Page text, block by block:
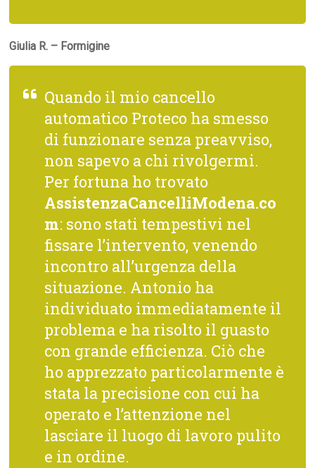
Giulia R. – Formigine
Quando il mio cancello
automatico Proteco ha smesso
di funzionare senza preavviso,
non sapevo a chi rivolgermi.
Per fortuna ho trovato
AssistenzaCancelliModena.co
m: sono stati tempestivi nel
fissare l’intervento, venendo
incontro all’urgenza della
situazione. Antonio ha
individuato immediatamente il
problema e ha risolto il guasto
con grande efficienza. Ciò che
ho apprezzato particolarmente è
stata la precisione con cui ha
operato e l’attenzione nel
lasciare il luogo di lavoro pulito
e in ordine.